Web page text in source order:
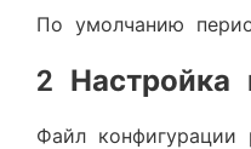
По умолчанию
2 Настройка
Файл